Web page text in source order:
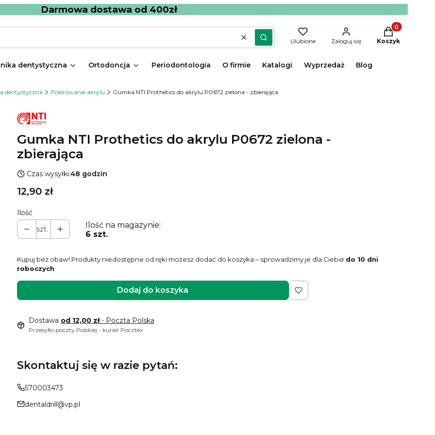
Darmowa dostawa od 400zł
WyczyśćSzukaj Ulubione Zaloguj się
Produkty w
Koszyk
dentystyczna Ortodoncja Periodontologia O firmie Katalogi Wyprzedaż Blog
dentystyczna Polerowanie akrylu Gumka NTI Prothetics do akrylu P0672 zielona - zbierająca
Gumka NTI Prothetics do akrylu P0672 zielona -
zbierająca
Czas wysyłki:48 godzin
Cena
12,90 zł
Ilość
szt.
Ilość na magazynie:
6 szt.
Kupuj bez obaw! Produkty niedostępne od ręki możesz dodać do koszyka – sprowadzimy je dla Ciebie do 10 dni
roboczych.
Dodaj do koszyka
Dostawa od 12,00 zł- Poczta Polska
Przesyłki poczty Polskiej - kurier Pocztex
Skontaktuj się w razie pytań:
570003473
dentaldrill@vp.pl